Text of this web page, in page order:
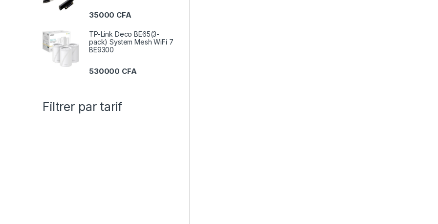
35000 CFA
TP-Link Deco BE65(3-
pack) System Mesh WiFi 7
BE9300
530000 CFA
Filtrer par tarif